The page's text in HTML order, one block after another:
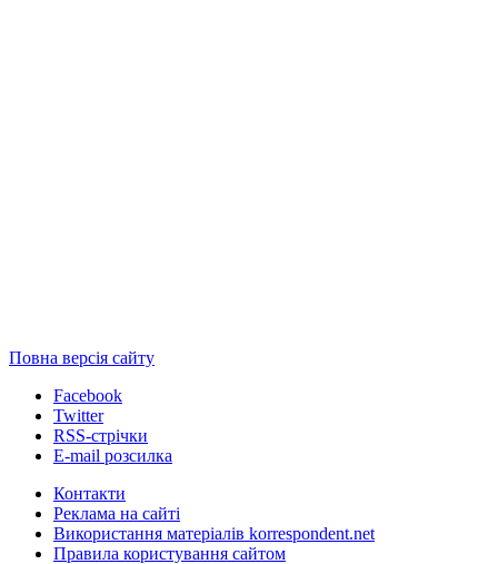
Повна версія сайту
Facebook
Twitter
RSS-стрічки
E-mail розсилка
Контакти
Реклама на сайті
Використання матеріалів korrespondent.net
Правила користування сайтом